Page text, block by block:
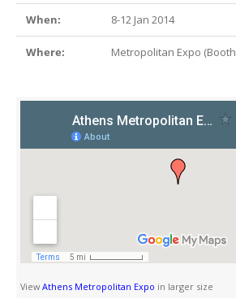
When: 8-12 Jan 2014
Where: Metropolitan Expo (Booth
View Athens Metropolitan Expo in larger size